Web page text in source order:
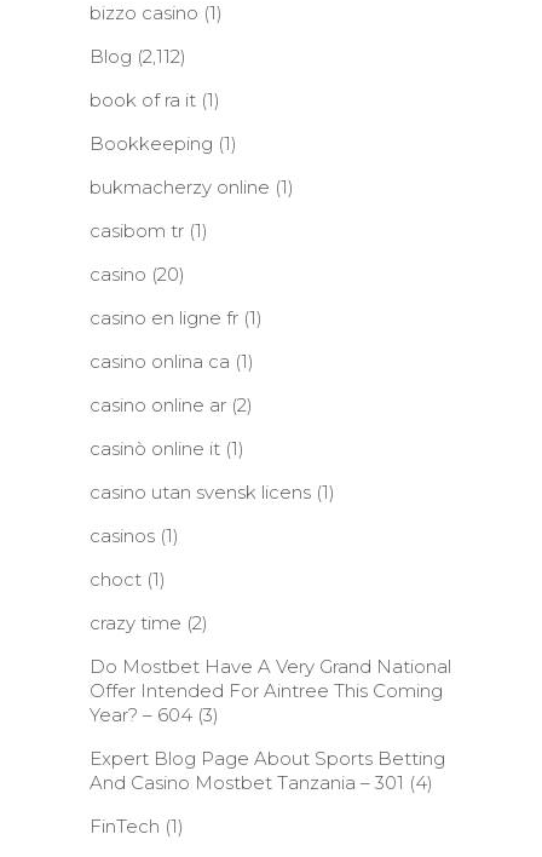
bizzo casino (1)
Blog (2,112)
book of ra it (1)
Bookkeeping (1)
bukmacherzy online (1)
casibom tr (1)
casino (20)
casino en ligne fr (1)
casino onlina ca (1)
casino online ar (2)
casinò online it (1)
casino utan svensk licens (1)
casinos (1)
choct (1)
crazy time (2)
Do Mostbet Have A Very Grand National
Offer Intended For Aintree This Coming
Year? – 604 (3)
Expert Blog Page About Sports Betting
And Casino Mostbet Tanzania – 301 (4)
FinTech (1)